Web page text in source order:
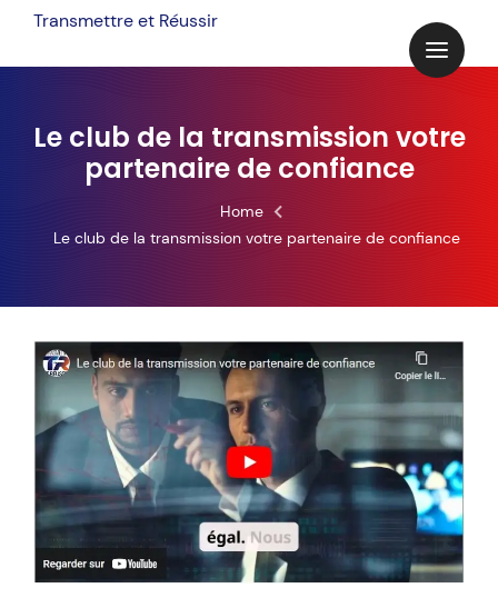
Transmettre et Réussir
Le club de la transmission votre
partenaire de confiance
Home
Le club de la transmission votre partenaire de confiance